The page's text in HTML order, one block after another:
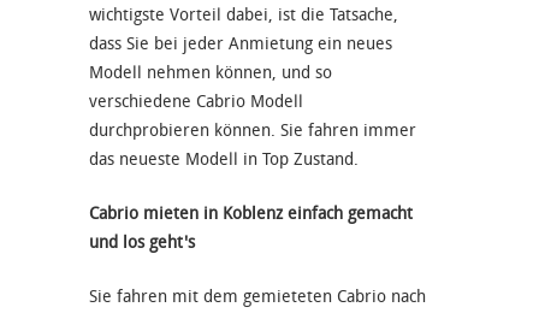
wichtigste Vorteil dabei, ist die Tatsache,
dass Sie bei jeder Anmietung ein neues
Modell nehmen können, und so
verschiedene Cabrio Modell
durchprobieren können. Sie fahren immer
das neueste Modell in Top Zustand.
Cabrio mieten in Koblenz einfach gemacht
und los geht's
Sie fahren mit dem gemieteten Cabrio nach